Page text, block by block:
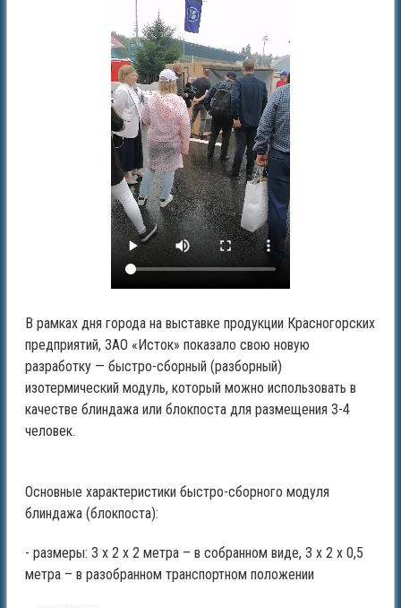
В рамках дня города на выставке продукции Красногорских
предприятий, ЗАО «Исток» показало свою новую
разработку — быстро-сборный (разборный)
изотермический модуль, который можно использовать в
качестве блиндажа или блокпоста для размещения 3-4
человек.
Основные характеристики быстро-сборного модуля
блиндажа (блокпоста):
- размеры: 3 х 2 х 2 метра – в собранном виде, 3 х 2 х 0,5
метра – в разобранном транспортном положении